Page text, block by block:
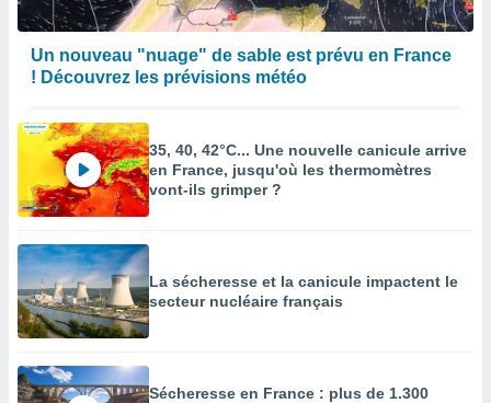
Un nouveau "nuage" de sable est prévu en France
! Découvrez les prévisions météo
35, 40, 42°C... Une nouvelle canicule arrive
en France, jusqu'où les thermomètres
vont-ils grimper ?
La sécheresse et la canicule impactent le
secteur nucléaire français
Sécheresse en France : plus de 1.300